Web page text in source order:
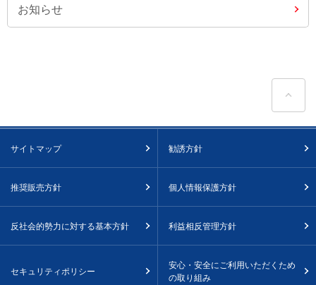
お知らせ
ペ
サイトマップ 勧誘方針
推奨販売方針 個人情報保護方針
反社会的勢力に対する基本方針 利益相反管理方針
セキュリティポリシー
安心・安全にご利用いただくため
の取り組み